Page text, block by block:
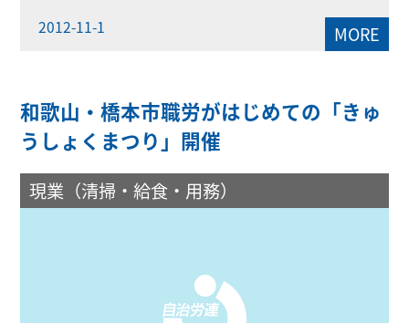
2012-11-1 MORE
和歌山・橋本市職労がはじめての「きゅ
うしょくまつり」開催
現業（清掃・給食・用務）